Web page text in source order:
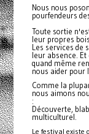
Nous nous
pourfendeurs
Toute sortie
leur propres
Les services de
leur absence.
quand même
nous aider pour
Comme la
nous aimons
:
Découverte,
multiculturel.
Le festival existe